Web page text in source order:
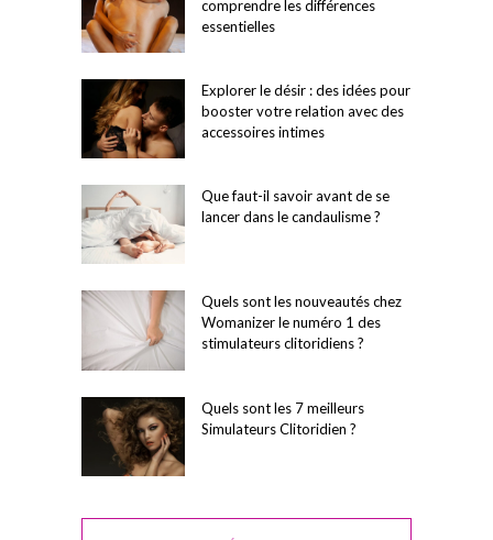
comprendre les différences
essentielles
Explorer le désir : des idées pour
booster votre relation avec des
accessoires intimes
Que faut-il savoir avant de se
lancer dans le candaulisme ?
Quels sont les nouveautés chez
Womanizer le numéro 1 des
stimulateurs clitoridiens ?
Quels sont les 7 meilleurs
Simulateurs Clitoridien ?